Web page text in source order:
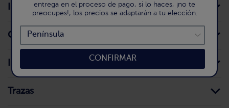
Información para el consumidor
Conservación doméstica
Ingredientes
Trazas
entrega en el proceso de pago, si lo haces, ¡no te
preocupes!, los precios se adaptarán a tu elección.
CONFIRMAR